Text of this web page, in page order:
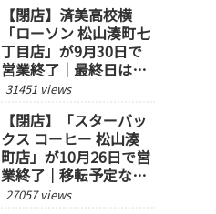
【閉店】済美高校横
「ローソン 松山湊町七
丁目店」が9月30日で
営業終了｜最終日は14
時閉店
31451 views
【閉店】「スターバッ
クス コーヒー 松山湊
町店」が10月26日で営
業終了｜移転予定な
し、跡地の今後にも注
27057 views